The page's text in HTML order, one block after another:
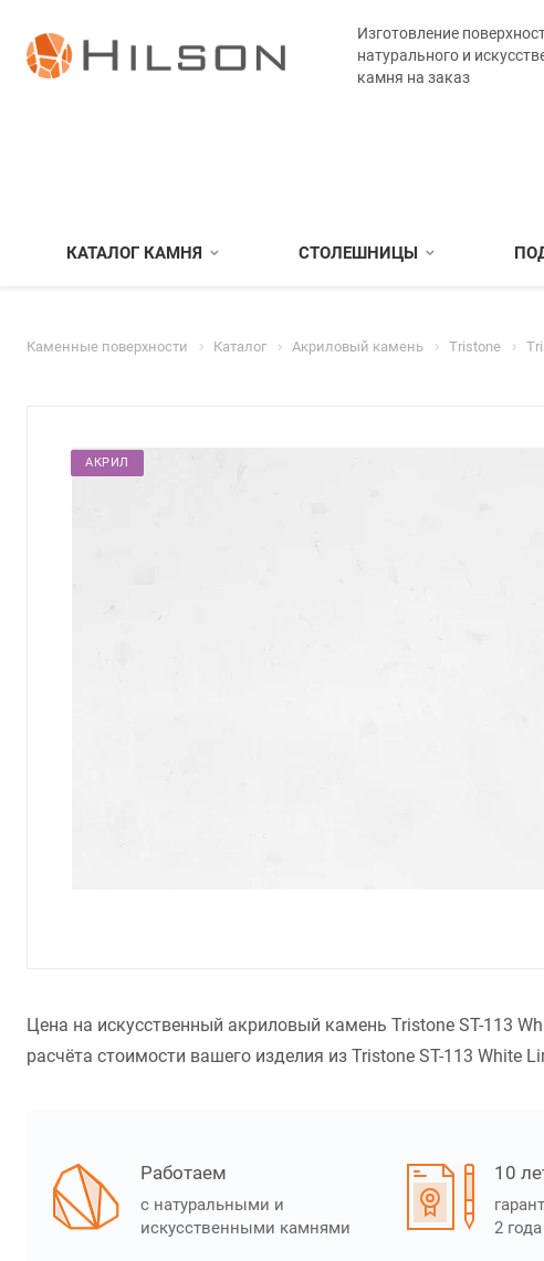
Изготовление
натурального и
камня на заказ
КАТАЛОГ КАМНЯ СТОЛЕШНИЦЫ
Каменные поверхности Каталог Акриловый камень Tristone
АКРИЛ
Цена на искусственный акриловый камень Tristone ST-113
расчёта стоимости вашего изделия из Tristone ST-113 White
Работаем
с натуральными и
искусственными камнями
10
2